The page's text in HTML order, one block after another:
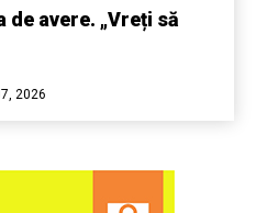
avere. „Vreți să
2026